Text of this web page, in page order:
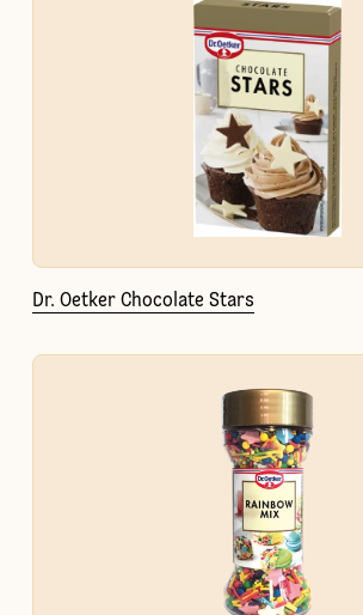
Dr. Oetker Chocolate Stars